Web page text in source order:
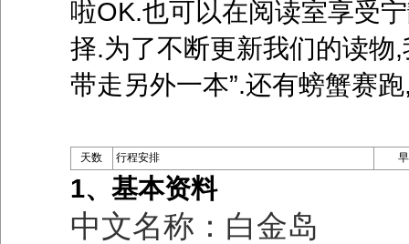
啦OK.也可以在阅读室享受
择.为了不断更新我们的读物
带走另外一本”.还有螃蟹赛
天数 行程安排
1、基本资料
中文名称：白金岛